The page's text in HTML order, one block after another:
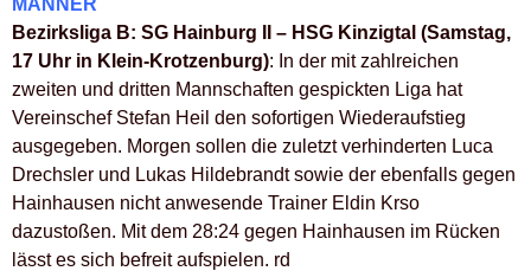
Bezirksliga B: SG Hainburg II – HSG Kinzigtal (Samstag,
17 Uhr in Klein-Krotzenburg): In der mit zahlreichen
zweiten und dritten Mannschaften gespickten Liga hat
Vereinschef Stefan Heil den sofortigen Wiederaufstieg
ausgegeben. Morgen sollen die zuletzt verhinderten Luca
Drechsler und Lukas Hildebrandt sowie der ebenfalls gegen
Hainhausen nicht anwesende Trainer Eldin Krso
dazustoßen. Mit dem 28:24 gegen Hainhausen im Rücken
lässt es sich befreit aufspielen. rd